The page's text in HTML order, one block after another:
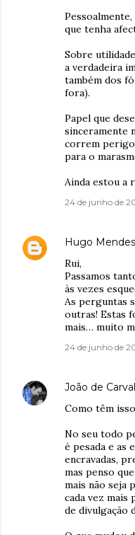
que tenha
Sobre
a verdadeira
também dos
fora).
Papel que
sinceramente
correm
para o
Ainda estou a
24 de junho de
Hugo Mendes
Rui,
Passamos
às vezes
As perguntas
outras! Estas
mais… muito
24 de junho de
João de
Como têm
No seu todo
é pesada e as
encravadas,
mas penso
mais não seja
cada vez mais
de divulgação